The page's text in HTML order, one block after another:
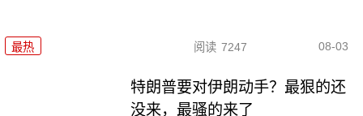
最热 阅读 7247 08-03
特朗普要对伊朗动手？最狠的还
没来，最骚的来了